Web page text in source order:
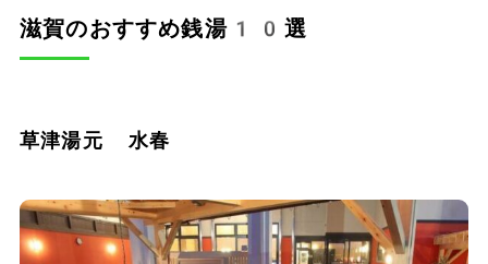
滋賀のおすすめ銭湯10選
草津湯元 水春